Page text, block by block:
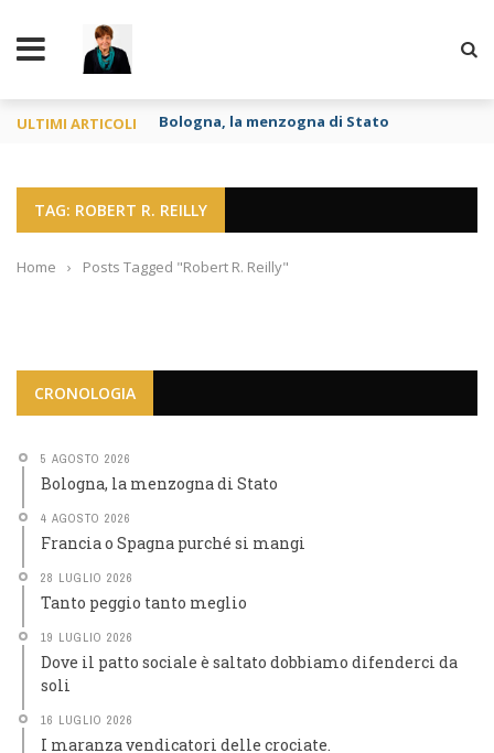
ULTIMI ARTICOLI Bologna, la menzogna di Stato
TAG: ROBERT R. REILLY
Home › Posts Tagged "Robert R. Reilly"
CRONOLOGIA
5 AGOSTO 2026
Bologna, la menzogna di Stato
4 AGOSTO 2026
Francia o Spagna purché si mangi
28 LUGLIO 2026
Tanto peggio tanto meglio
19 LUGLIO 2026
Dove il patto sociale è saltato dobbiamo difenderci da
soli
16 LUGLIO 2026
I maranza vendicatori delle crociate.